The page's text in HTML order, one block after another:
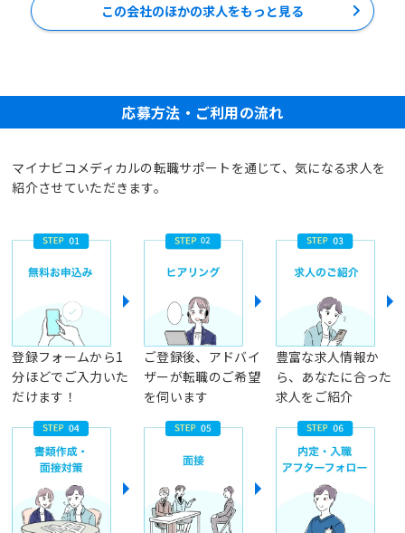
この会社のほかの求人をもっと見る
応募方法・ご利用の流れ
マイナビコメディカルの転職サポートを通じて、気になる求人を
紹介させていただきます。
登録フォームから1
分ほどでご入力いた
だけます！
ご登録後、アドバイ
ザーが転職のご希望
を伺います
豊富な求人情報か
ら、あなたに合った
求人をご紹介